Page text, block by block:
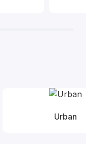
Urban